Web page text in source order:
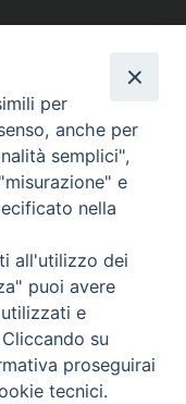
per
anche per
semplici",
e
nella
all'utilizzo dei
puoi avere
e
su
proseguirai
tecnici.